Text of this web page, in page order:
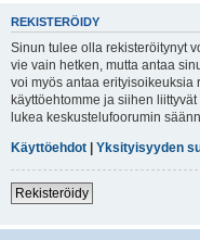
REKISTERÖIDY
Sinun tulee olla rekisteröitynyt
vie vain hetken, mutta antaa
voi myös antaa erityisoikeuksia
käyttöehtomme ja siihen
lukea keskustelufoorumin
Käyttöehdot | Yksityisyyden
Rekisteröidy